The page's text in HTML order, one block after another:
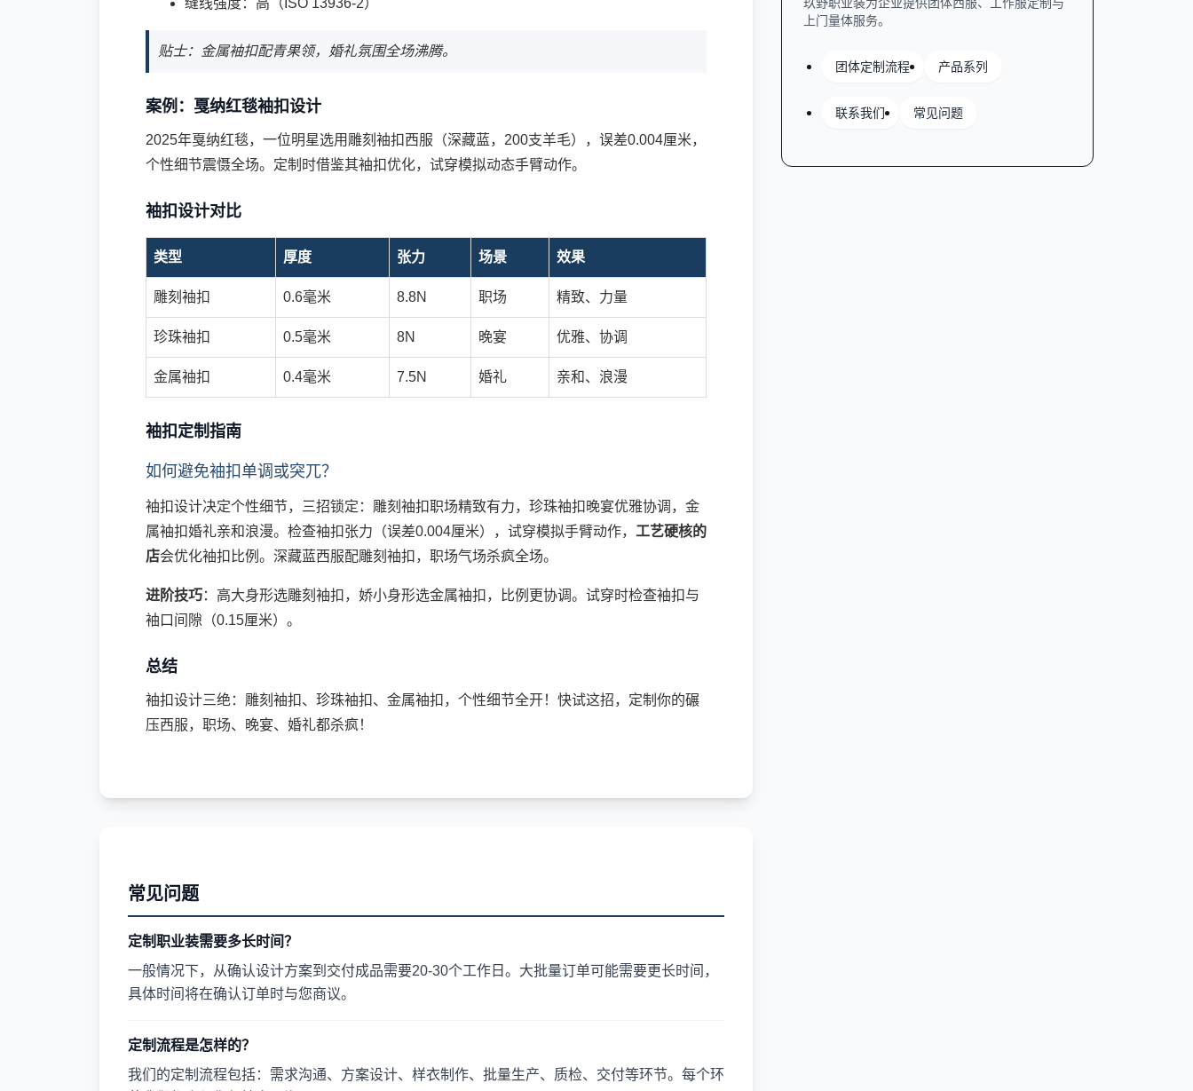
缝线强度：高（ISO 13936-2）
贴士：金属袖扣配青果领，婚礼氛围全场沸腾。
案例：戛纳红毯袖扣设计
2025年戛纳红毯，一位明星选用雕刻袖扣西服（深藏蓝，200支羊毛），误差0.004厘米，
个性细节震慑全场。定制时借鉴其袖扣优化，试穿模拟动态手臂动作。
袖扣设计对比
类型 厚度 张力 场景 效果
雕刻袖扣 0.6毫米 8.8N 职场 精致、力量
珍珠袖扣 0.5毫米 8N 晚宴 优雅、协调
金属袖扣 0.4毫米 7.5N 婚礼 亲和、浪漫
袖扣定制指南
如何避免袖扣单调或突兀？
袖扣设计决定个性细节，三招锁定：雕刻袖扣职场精致有力，珍珠袖扣晚宴优雅协调，金
属袖扣婚礼亲和浪漫。检查袖扣张力（误差0.004厘米），试穿模拟手臂动作， 工艺硬核的
店会优化袖扣比例。深藏蓝西服配雕刻袖扣，职场气场杀疯全场。
进阶技巧：高大身形选雕刻袖扣，娇小身形选金属袖扣，比例更协调。试穿时检查袖扣与
袖口间隙（0.15厘米）。
总结
袖扣设计三绝：雕刻袖扣、珍珠袖扣、金属袖扣，个性细节全开！快试这招，定制你的碾
压西服，职场、晚宴、婚礼都杀疯！
常见问题
定制职业装需要多长时间？
一般情况下，从确认设计方案到交付成品需要20-30个工作日。大批量订单可能需要更长时间，
具体时间将在确认订单时与您商议。
定制流程是怎样的？
我们的定制流程包括：需求沟通、方案设计、样衣制作、批量生产、质检、交付等环节。每个环
上门量体服务。
团体定制流程 产品系列
联系我们 常见问题